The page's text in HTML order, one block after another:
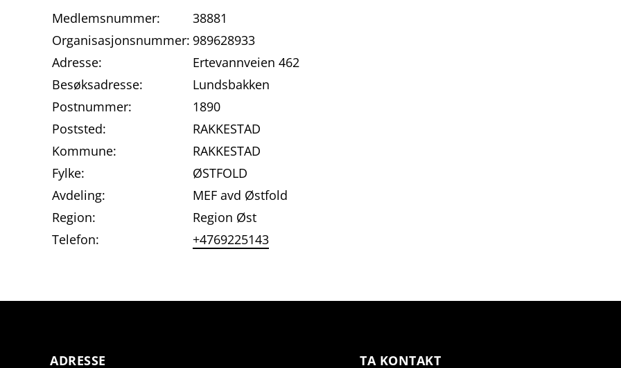
Medlemsnummer:
38881
Organisasjonsnummer: 989628933
Adresse:
Ertevannveien 462
Besøksadresse:
Lundsbakken
Postnummer:
1890
Poststed:
RAKKESTAD
Kommune:
RAKKESTAD
Fylke:
ØSTFOLD
Avdeling:
MEF avd Østfold
Region:
Region Øst
Telefon:
+4769225143
ADRESSE TA KONTAKT